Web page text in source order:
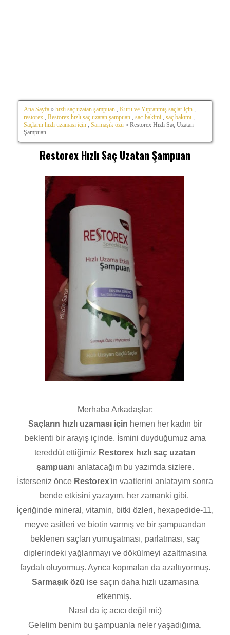
Ana Sayfa » hızlı saç uzatan şampuan Kuru ve Yıpranmış saçlar için
restorex
Restorex hızlı saç uzatan şampuan sac-bakimi saç bakımı
Saçların hızlı uzaması için
Sarmaşık özü » Restorex Hızlı Saç Uzatan
Şampuan
Restorex Hızlı Saç Uzatan Şampuan
Merhaba Arkadaşlar;
Saçların hızlı uzaması için hemen her kadın bir
beklenti bir arayış içinde. İsmini duyduğumuz ama
tereddüt ettiğimiz Restorex hızlı saç uzatan
şampuanı anlatacağım bu yazımda sizlere.
İsterseniz önce Restorex'in vaatlerini anlatayım sonra
bende etkisini yazayım, her zamanki gibi.
İçeriğinde mineral, vitamin, bitki özleri, hexapedide-11,
meyve asitleri ve biotin varmış ve bir şampuandan
beklenen saçları yumuşatması, parlatması, saç
diplerindeki yağlanmayı ve dökülmeyi azaltmasına
faydalı oluyormuş. Ayrıca kopmaları da azaltıyormuş.
Sarmaşık özü ise saçın daha hızlı uzamasına
etkenmiş.
Nasıl da iç acıcı değil mi:)
Gelelim benim bu şampuanla neler yaşadığıma.